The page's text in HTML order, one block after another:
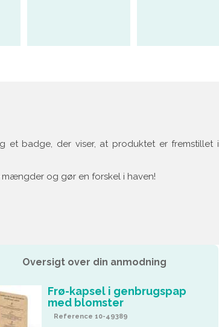
et badge, der viser, at produktet er fremstillet i
og gør en forskel i haven!
Oversigt over din anmodning
Frø-kapsel i genbrugspap
med blomster
Reference 10-49389